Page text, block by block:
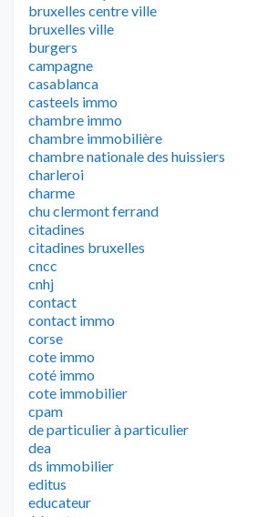
bruxelles centre ville
bruxelles ville
burgers
campagne
casablanca
casteels immo
chambre immo
chambre immobilière
chambre nationale des huissiers
charleroi
charme
chu clermont ferrand
citadines
citadines bruxelles
cncc
cnhj
contact
contact immo
corse
cote immo
coté immo
cote immobilier
cpam
de particulier à particulier
dea
ds immobilier
editus
educateur